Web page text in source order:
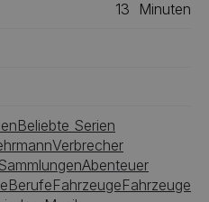
13 Minuten
Beliebte Serien
Verbrecher
Abenteuer
BerufeFahrzeugeFahrzeuge